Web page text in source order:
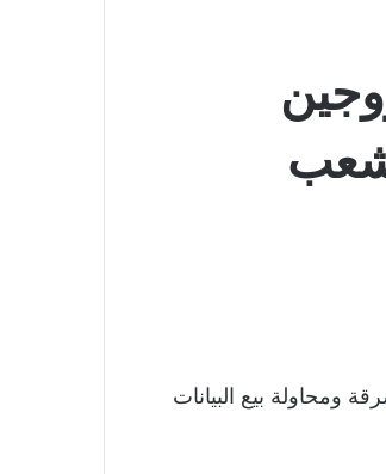
ومحاولة بيع البيانات